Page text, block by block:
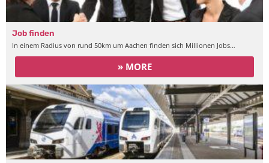
Job finden
In einem Radius von rund 50km um Aachen finden sich Millionen Jobs…
» MORE